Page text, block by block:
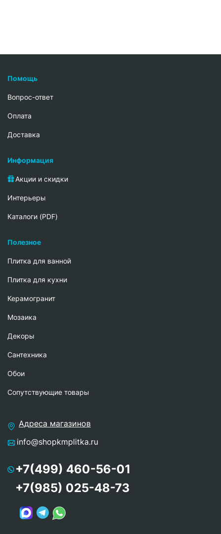
Помощь
Вопрос-ответ
Oплата
Доставка
Информация
Акции и скидки
Интерьеры
Каталоги (PDF)
Полезное
Плитка для ванной
Плитка для кухни
Керамогранит
Мозаика
Декоры
Сантехника
Обои
Сопутствующие товары
Адреса магазинов
info@shopkmplitka.ru
+7(499) 460-56-01
+7(985) 025-48-73